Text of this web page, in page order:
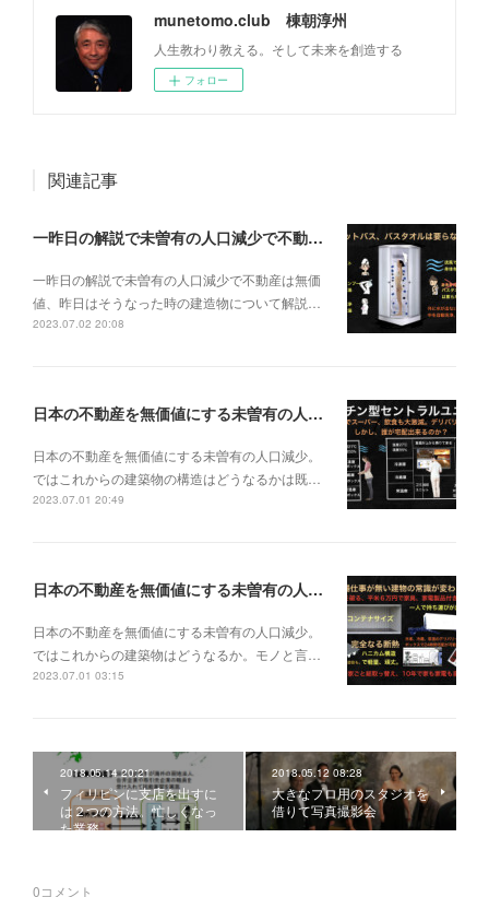
munetomo.club 棟朝淳州
人生教わり教える。そして未来を創造する
フォロー
関連記事
一昨日の解説で未曽有の人口減少で不動産は無価値、昨日はそうなった時の建造物について解説、今日からはその設備について解説をして行く。
一昨日の解説で未曽有の人口減少で不動産は無価
値、昨日はそうなった時の建造物について解説…
2023.07.02 20:08
日本の不動産を無価値にする未曽有の人口減少。ではこれからの建築物の構造はどうなるかは既に解説した。今はその内部の内容。その1
日本の不動産を無価値にする未曽有の人口減少。
ではこれからの建築物の構造はどうなるかは既…
2023.07.01 20:49
日本の不動産を無価値にする未曽有の人口減少。ではこれからの建築物はどうなるか。
日本の不動産を無価値にする未曽有の人口減少。
ではこれからの建築物はどうなるか。モノと言…
2023.07.01 03:15
2018.05.14 20:21
フィリピンに支店を出すに
は２つの方法。忙しくなっ
た業務
2018.05.12 08:28
大きなプロ用のスタジオを
借りて写真撮影会
0コメント